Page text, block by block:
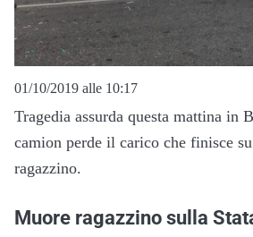
01/10/2019 alle 10:17
Tragedia assurda questa mattina in
camion perde il carico che finisce
ragazzino.
Muore ragazzino sulla